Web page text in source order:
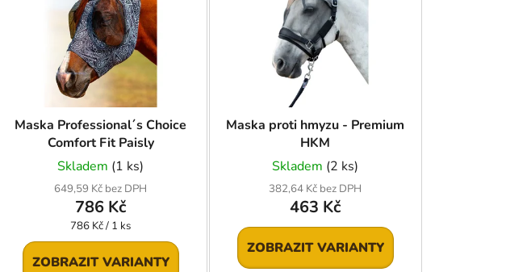
Maska Professional´s Choice
Comfort Fit Paisly
Skladem (1 ks)
649,59 Kč bez DPH
786 Kč
Měrná
cena:
786 Kč / 1 ks
ZOBRAZIT VARIANTY
Maska proti hmyzu - Premium
HKM
Skladem (2 ks)
382,64 Kč bez DPH
463 Kč
ZOBRAZIT VARIANTY